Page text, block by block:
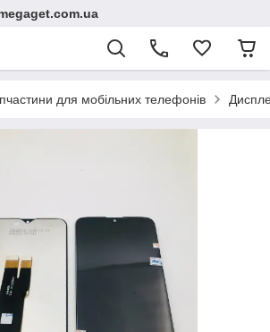
для мобільних телефонів